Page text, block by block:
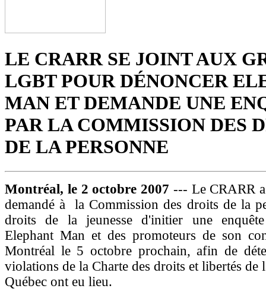
LE CRARR SE JOINT AUX
LGBT POUR DÉNONCER
MAN ET DEMANDE UNE
PAR LA COMMISSION DES
DE LA PERSONNE
Montréal, le 2 octobre 2007 --- Le CRARR
demandé à la Commission des droits de la
droits de la jeunesse d'initier une
Elephant Man et des promoteurs de son
Montréal le 5 octobre prochain, afin de
violations de la Charte des droits et libertés de
Québec ont eu lieu.